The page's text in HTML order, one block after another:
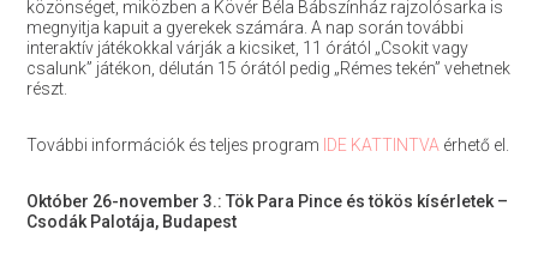
közönséget, miközben a Kövér Béla Bábszínház rajzolósarka is
megnyitja kapuit a gyerekek számára. A nap során további
interaktív játékokkal várják a kicsiket, 11 órától „Csokit vagy
csalunk” játékon, délután 15 órától pedig „Rémes tekén” vehetnek
részt.
További információk és teljes program IDE KATTINTVA érhető el.
Október 26-november 3.: Tök Para Pince és tökös kísérletek –
Csodák Palotája, Budapest